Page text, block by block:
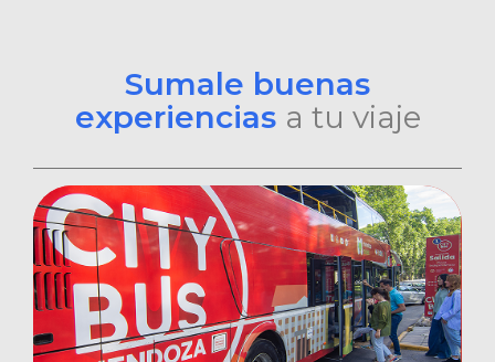
Sumale buenas
experiencias a tu viaje